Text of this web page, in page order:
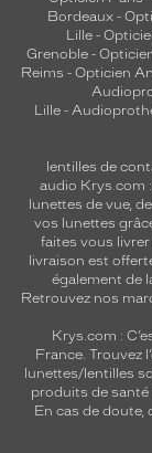
Bordeaux-
Lille -
Grenoble -
Reims - Opticien
Lille-
lentilles de
audio Krys.com
lunettes de vue, de
vos lunettes
faites vous
livraison est
également de
Retrouvez nos
Krys.com :
France. Trouvez
lunettes/lentilles
produits de santé
En cas de doute,